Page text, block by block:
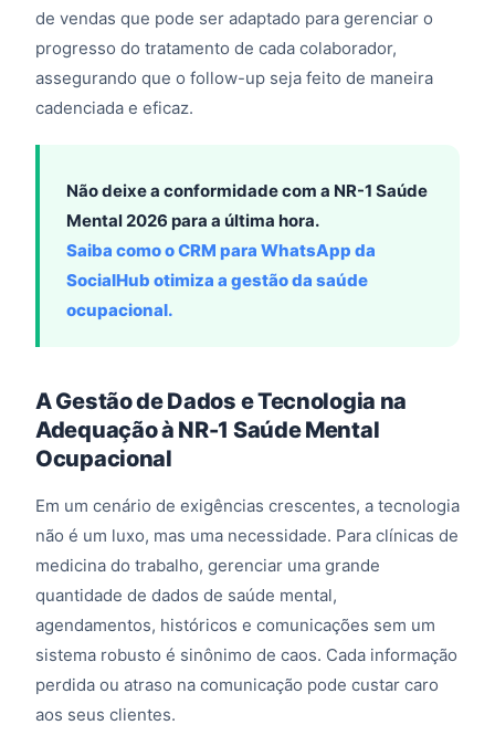
de vendas que pode ser adaptado para gerenciar o
progresso do tratamento de cada colaborador,
assegurando que o follow-up seja feito de maneira
cadenciada e eficaz.
Não deixe a conformidade com a NR-1 Saúde
Mental 2026 para a última hora.
Saiba como o CRM para WhatsApp da
SocialHub otimiza a gestão da saúde
ocupacional.
A Gestão de Dados e Tecnologia na
Adequação à NR-1 Saúde Mental
Ocupacional
Em um cenário de exigências crescentes, a tecnologia
não é um luxo, mas uma necessidade. Para clínicas de
medicina do trabalho, gerenciar uma grande
quantidade de dados de saúde mental,
agendamentos, históricos e comunicações sem um
sistema robusto é sinônimo de caos. Cada informação
perdida ou atraso na comunicação pode custar caro
aos seus clientes.